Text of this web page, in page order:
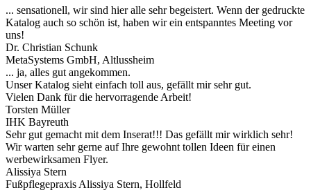
... sensationell, wir sind hier alle sehr begeistert. Wenn der gedruckte
Katalog auch so schön ist, haben wir ein entspanntes Meeting vor
uns!
Dr. Christian Schunk
MetaSystems GmbH, Altlussheim
... ja, alles gut angekommen.
Unser Katalog sieht einfach toll aus, gefällt mir sehr gut.
Vielen Dank für die hervorragende Arbeit!
Torsten Müller
IHK Bayreuth
Sehr gut gemacht mit dem Inserat!!! Das gefällt mir wirklich sehr!
Wir warten sehr gerne auf Ihre gewohnt tollen Ideen für einen
werbewirksamen Flyer.
Alissiya Stern
Fußpflegepraxis Alissiya Stern, Hollfeld